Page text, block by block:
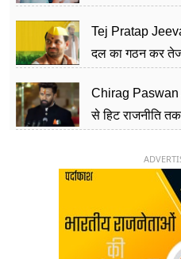
Tej Pratap
दल का गठन कर तेज
Chirag Paswan
से हिट राजनीति